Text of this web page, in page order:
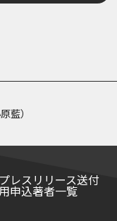
藍）
プレスリリース送付
申込著者一覧